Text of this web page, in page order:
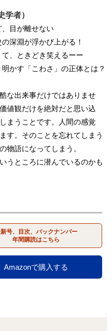
学者）
目が離せない
深淵が浮かび上がる！
、ときどき笑えるーー
かす「こわさ」の正体とは？
な出来事だけではありませ
値観だけを絶対だと思い込
まうことです。人間の感覚
す。そのことを忘れてしまう
物語になってしまう。
うところに潜んでいるのかも
号、目次、バックナンバー
年間購読はこちら
Amazonで購入する